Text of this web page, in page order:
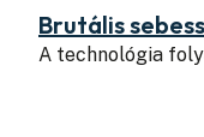
Brutális
A technológia